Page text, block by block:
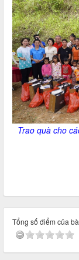
Trao quà cho
Tổng số điểm của